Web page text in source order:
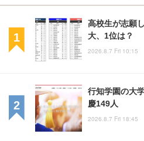
高校生が志願
大、1位は？
2026.8.7 Fri 10:15
行知学園の大
慶149人
2026.8.7 Fri 18:45